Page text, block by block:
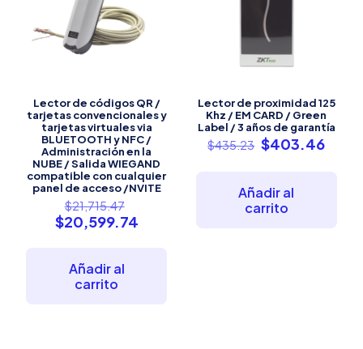
Lector de códigos QR /
tarjetas convencionales y
tarjetas virtuales via
BLUETOOTH y NFC /
Administración en la
NUBE / Salida WIEGAND
compatible con cualquier
panel de acceso /NVITE
$21,715.47
precio
$20,599.74El
Añadir al
carrito
Lector de proximidad 125
Khz / EM CARD / Green
Label / 3 años de garantía
$435.23 El
era:
$435.23.
$403.46El
Añadir al
carrito